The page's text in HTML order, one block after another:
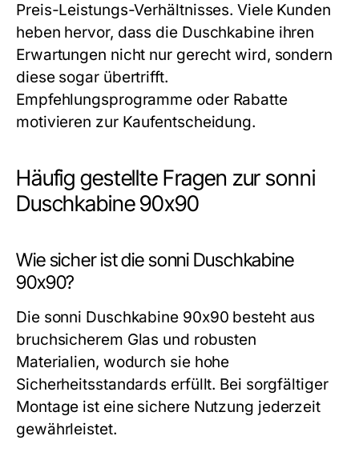
Preis-Leistungs-Verhältnisses. Viele Kunden
heben hervor, dass die Duschkabine ihren
Erwartungen nicht nur gerecht wird, sondern
diese sogar übertrifft.
Empfehlungsprogramme oder Rabatte
motivieren zur Kaufentscheidung.
Häufig gestellte Fragen zur sonni
Duschkabine 90x90
Wie sicher ist die sonni Duschkabine
90x90?
Die sonni Duschkabine 90x90 besteht aus
bruchsicherem Glas und robusten
Materialien, wodurch sie hohe
Sicherheitsstandards erfüllt. Bei sorgfältiger
Montage ist eine sichere Nutzung jederzeit
gewährleistet.